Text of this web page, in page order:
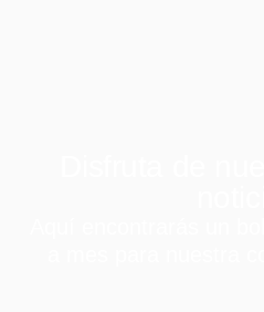
Aquí encontrarás un